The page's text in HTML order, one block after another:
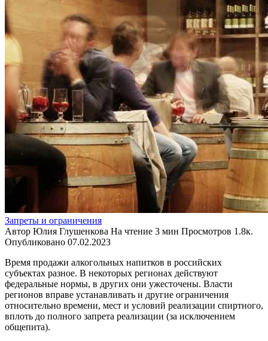
Запреты и ограничения
Автор Юлия Глушенкова На чтение 3 мин Просмотров 1.8к.
Опубликовано 07.02.2023
Время продажи алкогольных напитков в российских
субъектах разное. В некоторых регионах действуют
федеральные нормы, в других они ужесточены. Власти
регионов вправе устанавливать и другие ограничения
относительно времени, мест и условий реализации спиртного,
вплоть до полного запрета реализации (за исключением
общепита).